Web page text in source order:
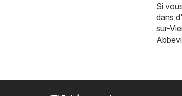
Si
dans
sur-